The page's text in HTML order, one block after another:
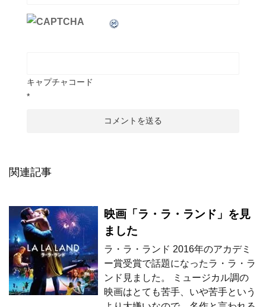
キャプチャコード
*
関連記事
映画「ラ・ラ・ランド」を見
ました
ラ・ラ・ランド 2016年のアカデミ
ー賞受賞で話題になったラ・ラ・ラ
ンド見ました。 ミュージカル調の
映画はとても苦手、いや苦手という